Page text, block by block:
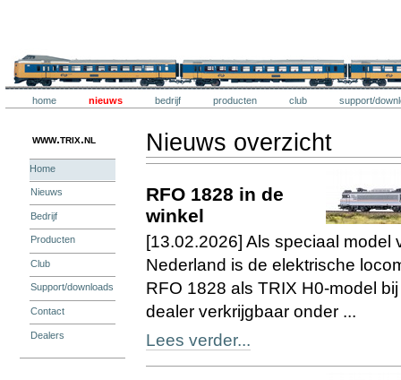
naar
navigatie
Onderdelen
home nieuws bedrijf producten club
support/
Persoonlijke
www.trix.nl
Home
Nieuws
Bedrijf
Producten
Club
Support/downloads
Contact
Dealers
Nieuws overzicht
RFO 1828 in de
winkel
[13.02.2026] Als speciaal model
Nederland is de elektrische
RFO 1828 als TRIX H0-model
dealer verkrijgbaar onder ...
Lees verder...